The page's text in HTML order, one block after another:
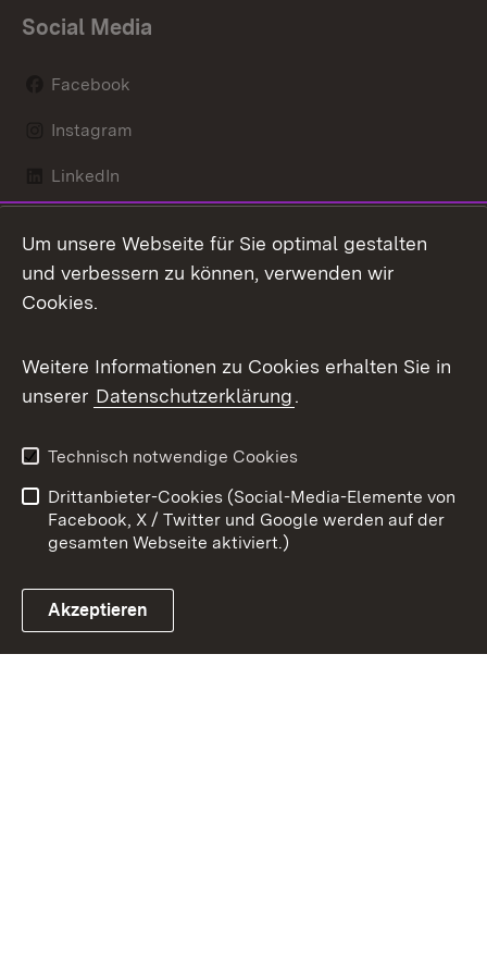
Social Media
Facebook
Instagram
LinkedIn
X / Twitter
Youtube
Link zum Landesportal
Kontakt
Datenschutz
Barrierefreiheit
Impressum
Cookies
Um unsere Webseite für Sie optimal gestalten
und verbessern zu können, verwenden wir
Cookies.
Weitere Informationen zu Cookies erhalten Sie in
unserer Datenschutzerklärung.
Technisch notwendige Cookies
Drittanbieter-Cookies (Social-Media-Elemente von
Facebook, X / Twitter und Google werden auf der
gesamten Webseite aktiviert.)
Akzeptieren